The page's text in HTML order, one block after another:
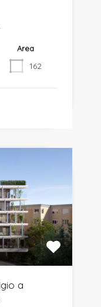
Area
162
a